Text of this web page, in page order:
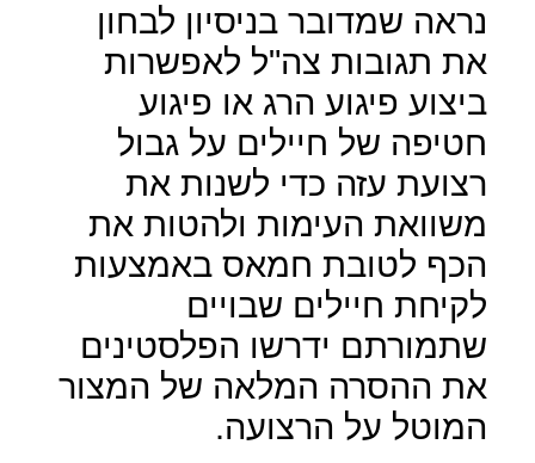
נראה שמדובר בניסיון לבחון
את תגובות צה"ל לאפשרות
ביצוע פיגוע הרג או פיגוע
חטיפה של חיילים על גבול
רצועת עזה כדי לשנות את
משוואת העימות ולהטות את
הכף לטובת חמאס באמצעות
לקיחת חיילים שבויים
שתמורתם ידרשו הפלסטינים
את ההסרה המלאה של המצור
המוטל על הרצועה.